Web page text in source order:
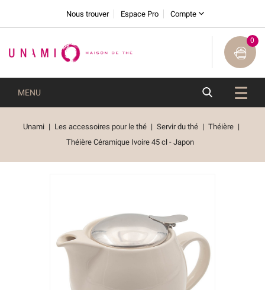
Nous trouver Espace Pro Compte
0
MENU
Unami Les accessoires pour le thé Servir du thé
Théière
Théière Céramique Ivoire 45 cl - Japon